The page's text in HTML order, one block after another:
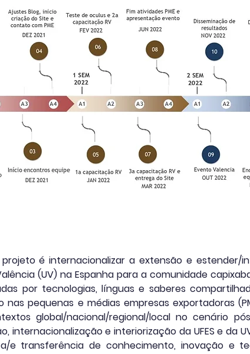
é internacionalizar a extensão e estender/
(UV) na Espanha para a comunidade
por tecnologias, línguas e saberes
nas pequenas e médias empresas exportadoras
global/nacional/regional/local no cenário
internacionalização e interiorização da UFES e da
e transferência de conhecimento, inovação e